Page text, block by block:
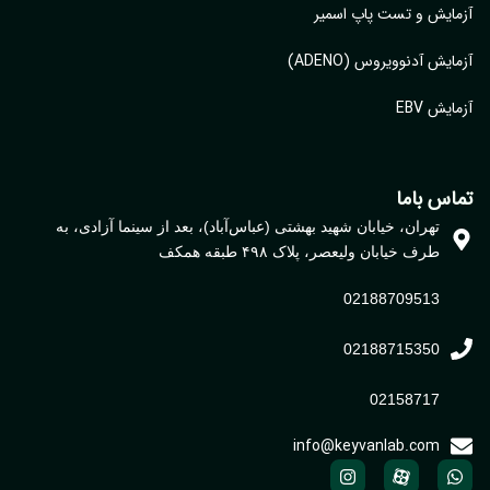
آزمایش و تست پاپ اسمیر
آزمایش آدنوویروس (ADENO)
آزمایش EBV
تماس باما
تهران، خیابان شهید بهشتی (عباس‌آباد)، بعد از سینما آزادی، به
طرف خیابان ولیعصر، پلاک ۴۹۸ طبقه همکف
02188709513
02188715350
02158717
info@keyvanlab.com